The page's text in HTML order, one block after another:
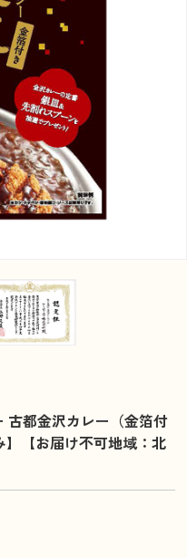
古都金沢カレー（金箔付
】【お届け不可地域：北